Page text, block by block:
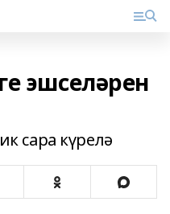
эшселәрен
сара күрелә